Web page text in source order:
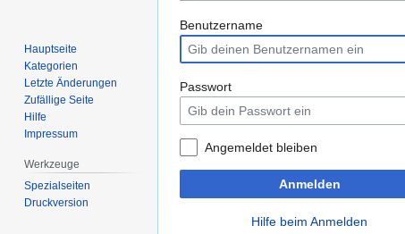
Zur
Navigation
springen
Zur
Suche
springen
Benutzername
Passwort
Angemeldet bleiben
Anmelden
Hilfe beim Anmelden
Hauptseite
Kategorien
Letzte Änderungen
Zufällige Seite
Hilfe
Impressum
Werkzeuge
Spezialseiten
Druckversion